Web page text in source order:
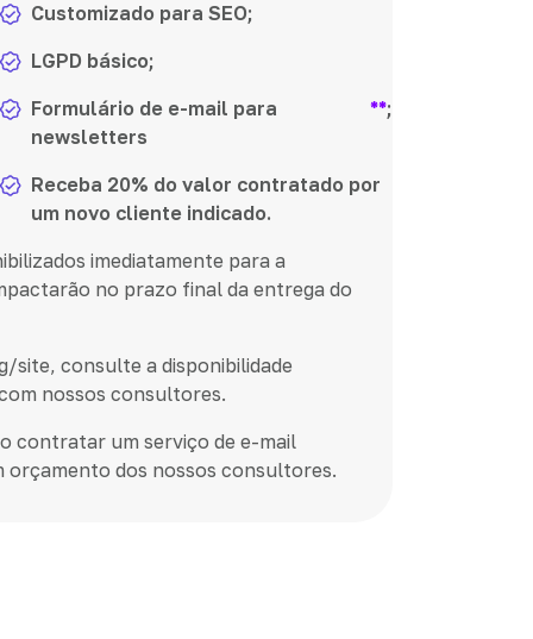
Customizado para SEO;
LGPD básico;
Formulário de e-mail para
newsletters
**;
Receba 20% do valor contratado por
um novo cliente indicado.
imediatamente para a
no prazo final da entrega do
site, consulte a disponibilidade
nossos consultores.
contratar um serviço de e-mail
dos nossos consultores.